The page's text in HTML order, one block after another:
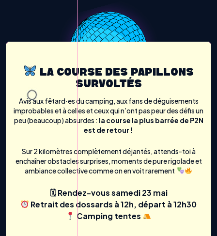
LA COURSE DES PAPILLONS
SURVOLTÉS
Avis aux fêtard·es du camping, aux fans de déguisements
improbables et à celles et ceux qui n’ont pas peur des défis un
peu (beaucoup) absurdes : la course la plus barrée de P2N
est de retour !
Sur 2 kilomètres complètement déjantés, attends-toi à
enchaîner obstacles surprises, moments de pure rigolade et
ambiance collective comme on en voit rarement
🗓 Rendez-vous samedi 23 mai
Retrait des dossards à 12h, départ à 12h30
Camping tentes